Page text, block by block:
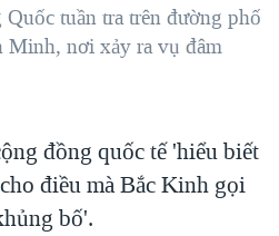
ĐƯỜNG
Ở VIỆT NAM
tuần tra trên đường phố
Minh, nơi xảy ra vụ đâm
đồng quốc tế 'hiểu biết
điều mà Bắc Kinh gọi
bố'.